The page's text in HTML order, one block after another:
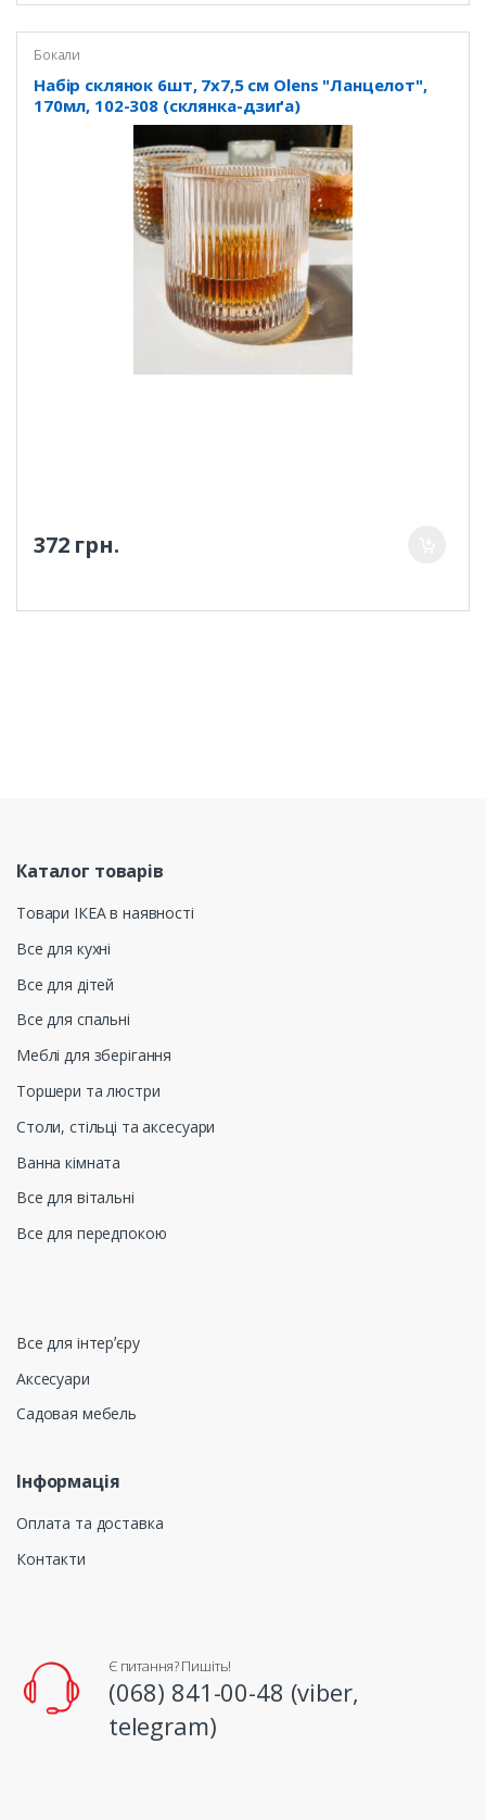
Бокали
Набір склянок 6шт, 7х7,5 см Olens "Ланцелот",
170мл, 102-308 (склянка-дзиґа)
372 грн.
Каталог товарів
Товари ІКЕА в наявності
Все для кухні
Все для дітей
Все для спальні
Меблі для зберігання
Торшери та люстри
Столи, стільці та аксесуари
Ванна кімната
Все для вітальні
Все для передпокою
Все для інтерʼєру
Аксесуари
Садовая мебель
Інформація
Оплата та доставка
Контакти
Є питання? Пишіть!
(068) 841-00-48 (viber,
telegram)